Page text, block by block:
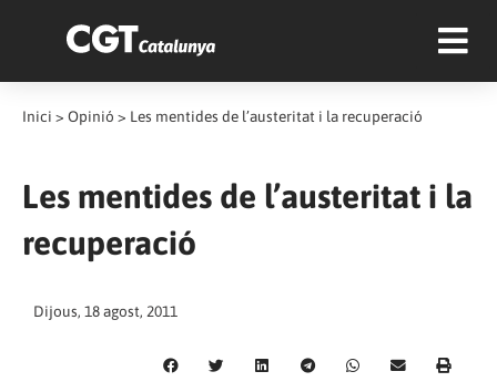
Inici > Opinió > Les mentides de l’austeritat i la recuperació
Les mentides de l’austeritat i la
recuperació
Dijous, 18 agost, 2011